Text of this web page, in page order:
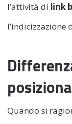
l’attività di link
l’indicizzazione
Quando si